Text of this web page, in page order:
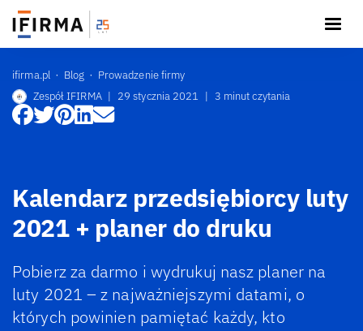
ifirma.pl Blog
Prowadzenie firmy
Zespół IFIRMA | 29 stycznia 2021 | 3 minut czytania
Kalendarz przedsiębiorcy luty
2021 + planer do druku
Pobierz za darmo i wydrukuj nasz planer na
luty 2021 – z najważniejszymi datami, o
których powinien pamiętać każdy, kto